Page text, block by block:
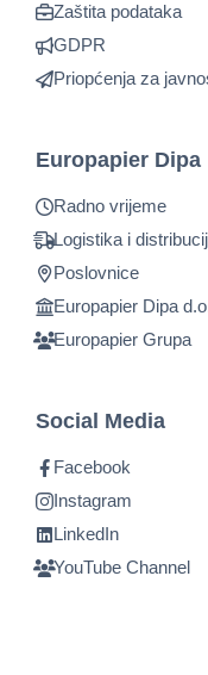
Zaštita podataka
GDPR
Priopćenja za
Europapier Dipa
Radno vrijeme
Logistika i
Poslovnice
Europapier Dipa
Europapier Grupa
Social Media
Facebook
Instagram
LinkedIn
YouTube Channel